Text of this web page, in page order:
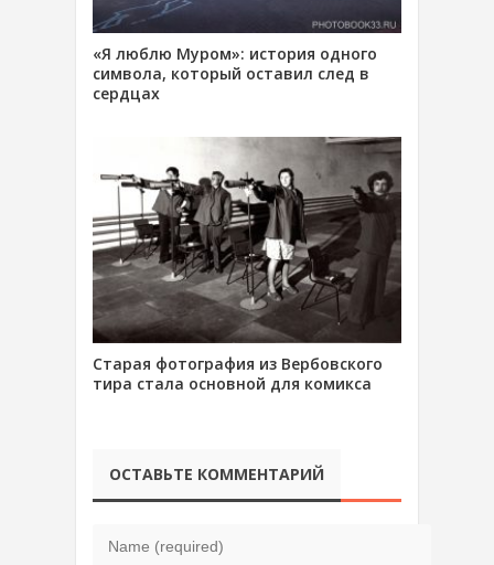
«Я люблю Муром»: история одного
символа, который оставил след в
сердцах
Старая фотография из Вербовского
тира стала основной для комикса
ОСТАВЬТЕ КОММЕНТАРИЙ